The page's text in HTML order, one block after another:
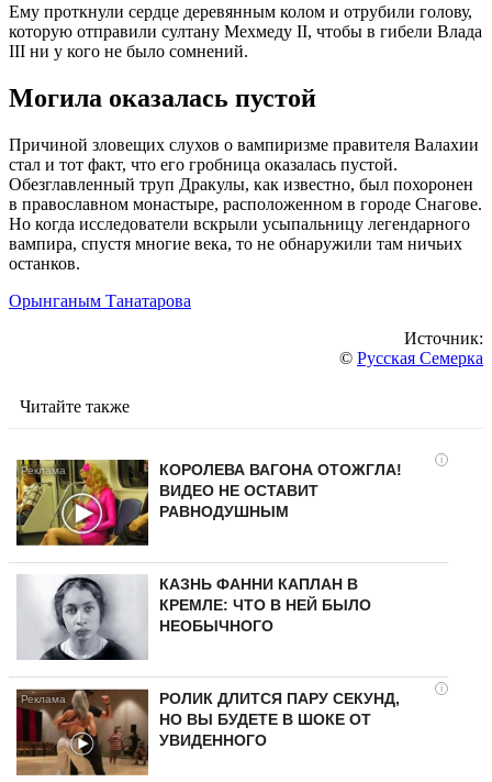
Ему проткнули сердце деревянным колом и отрубили голову,
которую отправили султану Мехмеду II, чтобы в гибели Влада
III ни у кого не было сомнений.
Могила оказалась пустой
Причиной зловещих слухов о вампиризме правителя Валахии
стал и тот факт, что его гробница оказалась пустой.
Обезглавленный труп Дракулы, как известно, был похоронен
в православном монастыре, расположенном в городе Снагове.
Но когда исследователи вскрыли усыпальницу легендарного
вампира, спустя многие века, то не обнаружили там ничьих
останков.
Орынганым Танатарова
Источник:
© Русская Семерка
Читайте также
i
КОРОЛЕВА ВАГОНА ОТОЖГЛА!
ВИДЕО НЕ ОСТАВИТ
РАВНОДУШНЫМ
КАЗНЬ ФАННИ КАПЛАН В
КРЕМЛЕ: ЧТО В НЕЙ БЫЛО
НЕОБЫЧНОГО
i
РОЛИК ДЛИТСЯ ПАРУ СЕКУНД,
НО ВЫ БУДЕТЕ В ШОКЕ ОТ
УВИДЕННОГО